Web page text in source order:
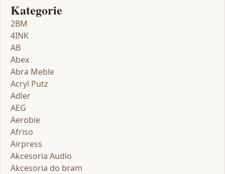
Kategorie
2BM
4INK
AB
Abex
Abra Meble
Acryl Putz
Adler
AEG
Aerobie
Afriso
Airpress
Akcesoria Audio
Akcesoria do bram